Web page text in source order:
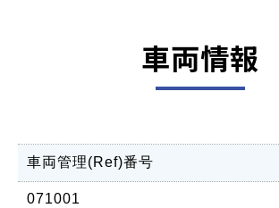
車両情報
車両管理(Ref)番号
071001